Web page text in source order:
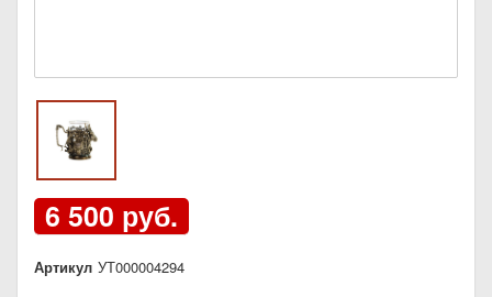
6 500 руб.
Артикул УТ000004294